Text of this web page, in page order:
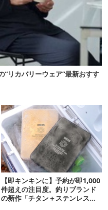
“リカバリーウェア”最新おすす
【即キンキンに】予約が即1,000
件超えの注目度。釣りブランド
の新作「チタン＋ステンレスの